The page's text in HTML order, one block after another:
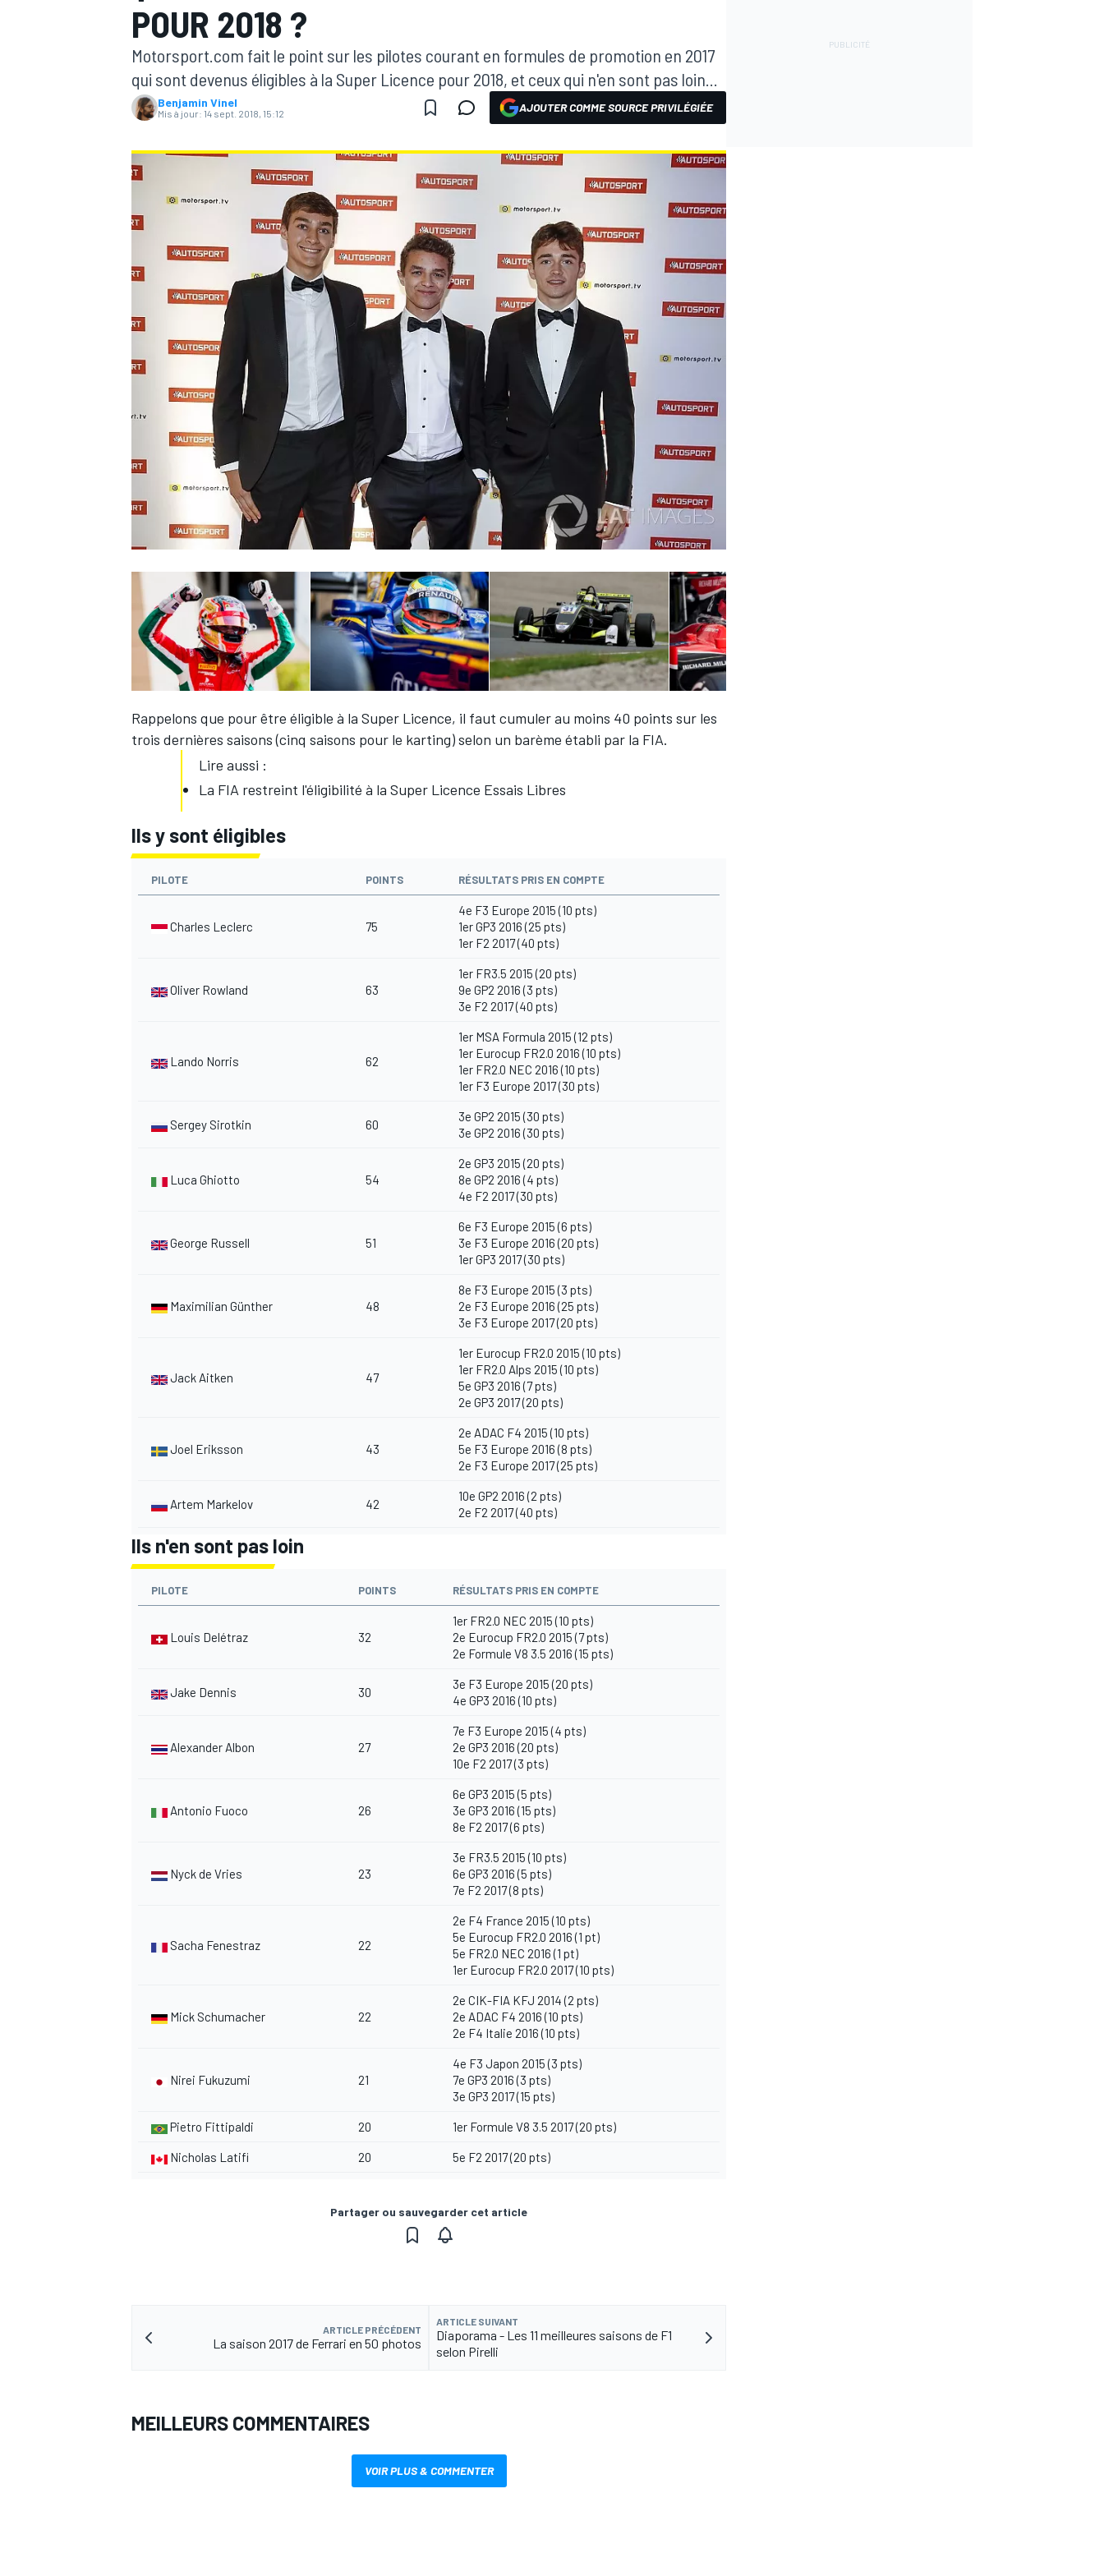
WRC
AUTRES CHAMPIONNATS
POUR 2018 ?
Motorsport.com fait le point sur les pilotes courant en formules de promotion en 2017
qui sont devenus éligibles à la Super Licence pour 2018, et ceux qui n'en sont pas loin...
Benjamin Vinel
Mis à jour: 14 sept. 2018, 15:12 AJOUTER COMME SOURCE PRIVILÉGIÉE
Rappelons que pour être éligible à la Super Licence, il faut cumuler au moins 40 points sur les
trois dernières saisons (cinq saisons pour le karting) selon un barème établi par la FIA.
Lire aussi :
La FIA restreint l'éligibilité à la Super Licence Essais Libres
Ils y sont éligibles
PILOTE POINTS RÉSULTATS PRIS EN COMPTE
Charles Leclerc 75
4e F3 Europe 2015 (10 pts)
1er GP3 2016 (25 pts)
1er F2 2017(40 pts)
Oliver Rowland 63
1er FR3.5 2015 (20 pts)
9e GP2 2016 (3 pts)
3e F2 2017 (40 pts)
Lando Norris 62
1er MSA Formula 2015 (12 pts)
1er Eurocup FR2.0 2016 (10 pts)
1er FR2.0 NEC 2016 (10 pts)
1er F3 Europe 2017(30 pts)
Sergey Sirotkin 60
3e GP2 2015 (30 pts)
3e GP2 2016 (30 pts)
Luca Ghiotto 54
2e GP3 2015 (20 pts)
8e GP2 2016 (4 pts)
4e F2 2017 (30 pts)
George Russell 51
6e F3 Europe 2015 (6 pts)
3e F3 Europe 2016 (20 pts)
1er GP3 2017(30 pts)
Maximilian Günther 48
8e F3 Europe 2015 (3 pts)
2e F3 Europe 2016 (25 pts)
3e F3 Europe 2017 (20 pts)
Jack Aitken 47
1er Eurocup FR2.0 2015 (10 pts)
1er FR2.0 Alps 2015 (10 pts)
5e GP3 2016 (7 pts)
2e GP3 2017 (20 pts)
Joel Eriksson 43
2e ADAC F4 2015 (10 pts)
5e F3 Europe 2016 (8 pts)
2e F3 Europe 2017 (25 pts)
Artem Markelov 42
10e GP2 2016 (2 pts)
2e F2 2017 (40 pts)
Ils n'en sont pas loin
PILOTE POINTS RÉSULTATS PRIS EN COMPTE
Louis Delétraz 32
1er FR2.0 NEC 2015 (10 pts)
2e Eurocup FR2.0 2015 (7 pts)
2e Formule V8 3.5 2016 (15 pts)
Jake Dennis 30
3e F3 Europe 2015 (20 pts)
4e GP3 2016 (10 pts)
Alexander Albon 27
7e F3 Europe 2015 (4 pts)
2e GP3 2016 (20 pts)
10e F2 2017 (3 pts)
Antonio Fuoco 26
6e GP3 2015 (5 pts)
3e GP3 2016 (15 pts)
8e F2 2017 (6 pts)
Nyck de Vries 23
3e FR3.5 2015 (10 pts)
6e GP3 2016 (5 pts)
7e F2 2017 (8 pts)
Sacha Fenestraz 22
2e F4 France 2015 (10 pts)
5e Eurocup FR2.0 2016 (1 pt)
5e FR2.0 NEC 2016 (1 pt)
1er Eurocup FR2.0 2017 (10 pts)
Mick Schumacher 22
2e CIK-FIA KFJ 2014 (2 pts)
2e ADAC F4 2016 (10 pts)
2e F4 Italie 2016 (10 pts)
Nirei Fukuzumi 21
4e F3 Japon 2015 (3 pts)
7e GP3 2016 (3 pts)
3e GP3 2017 (15 pts)
Pietro Fittipaldi 20 1er Formule V8 3.5 2017 (20 pts)
Nicholas Latifi 20 5e F2 2017 (20 pts)
Partager ou sauvegarder cet article
ARTICLE PRÉCÉDENT
La saison 2017 de Ferrari en 50 photos
ARTICLE SUIVANT
Diaporama - Les 11 meilleures saisons de F1
selon Pirelli
MEILLEURS COMMENTAIRES
VOIR PLUS & COMMENTER